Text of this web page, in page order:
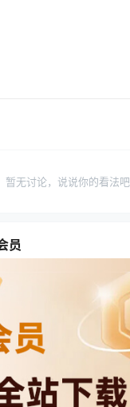
暂无讨论，说说你的看法吧
员